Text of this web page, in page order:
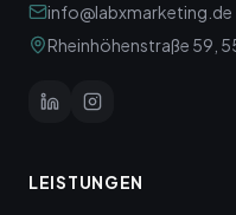
info@labxmarketing.de
Rheinhöhenstraße 59,
LEISTUNGEN